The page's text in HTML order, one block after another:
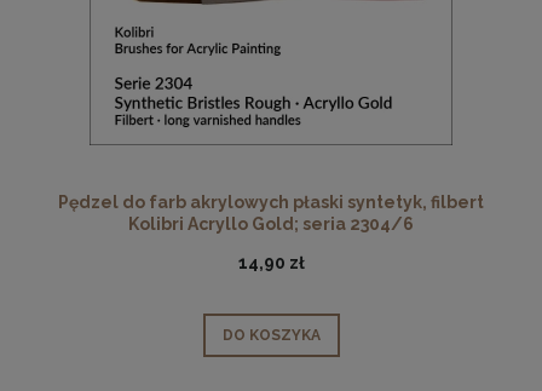
Pędzel do farb akrylowych płaski syntetyk, filbert
Kolibri Acryllo Gold; seria 2304/6
14,90 zł
DO KOSZYKA